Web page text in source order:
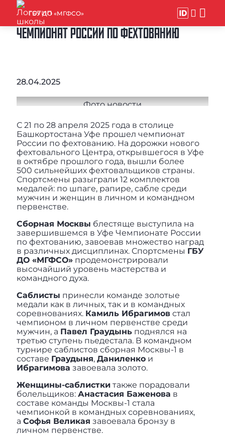
ГБУ ДО «МГФСО»
ЧЕМПИОНАТ РОССИИ ПО ФЕХТОВАНИЮ
28.04.2025
С 21 по 28 апреля 2025 года в столице
Башкортостана Уфе прошел чемпионат
России по фехтованию. На дорожки нового
фехтовального Центра, открывшегося в Уфе
в октябре прошлого года, вышли более
500 сильнейших фехтовальщиков страны.
Спортсмены разыграли 12 комплектов
медалей: по шпаге, рапире, сабле среди
мужчин и женщин в личном и командном
первенстве.
Сборная Москвы блестяще выступила на
завершившемся в Уфе Чемпионате России
по фехтованию, завоевав множество наград
в различных дисциплинах. Спортсмены ГБУ
ДО «МГФСО»продемонстрировали
высочайший уровень мастерства и
командного духа.
Саблисты принесли команде золотые
медали как в личных, так и в командных
соревнованиях. Камиль Ибрагимовстал
чемпионом в личном первенстве среди
мужчин, а Павел Граудыньподнялся на
третью ступень пьедестала. В командном
турнире саблистов сборная Москвы-1 в
составе Граудыня, Даниленкои
Ибрагимова завоевала золото.
Женщины-саблисткитакже порадовали
болельщиков: Анастасия Баженова в
составе команды Москвы-1 стала
чемпионкой в командных соревнованиях,
а Софья Великая завоевала бронзу в
личном первенстве.